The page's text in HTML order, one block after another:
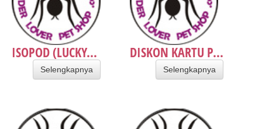
ISOPOD (LUCKY...
Selengkapnya
DISKON KARTU P...
Selengkapnya